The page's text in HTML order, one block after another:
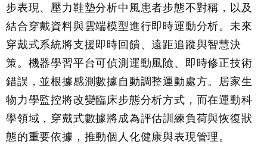
步表現、壓力鞋墊分析中風患者步態不對稱，以及
結合穿戴資料與雲端模型進行即時運動分析。未來
穿戴式系統將支援即時回饋、遠距追蹤與智慧決
策。機器學習平台可偵測運動風險、即時修正技術
錯誤，並根據感測數據自動調整運動處方。居家生
物力學監控將改變臨床步態分析方式，而在運動科
學領域，穿戴式數據將成為評估訓練負荷與恢復狀
態的重要依據，推動個人化健康與表現管理。